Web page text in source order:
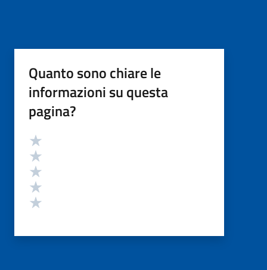
Quanto sono chiare le
informazioni su questa
pagina?
Valutazione